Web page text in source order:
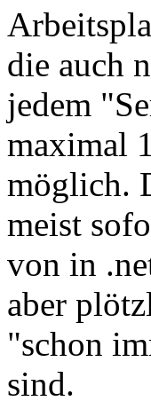
die auch
jedem
maximal
möglich.
meist
von in
aber
"schon
sind.